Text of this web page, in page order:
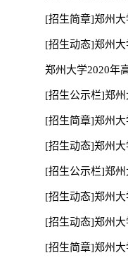
[招生简章]郑州
[招生动态]郑州
郑州大学2020年
[招生公示栏]郑
[招生简章]郑州
[招生动态]郑州
[招生公示栏]郑
[招生动态]郑州
[招生动态]郑州
[招生简章]郑州